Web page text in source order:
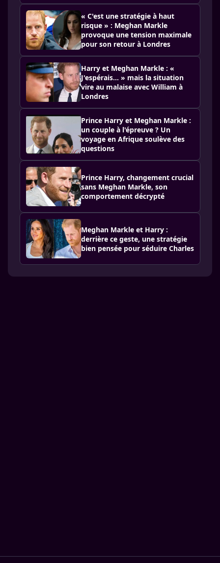
« C'est une stratégie à haut
risque » : Meghan Markle
provoque une tension maximale
pour son retour à Londres
Harry et Meghan Markle : «
J'espérais… » mais la situation
vire au malaise avec William à
Londres
Prince Harry et Meghan Markle :
un couple à l'épreuve ? Un
voyage en Afrique soulève des
questions
Prince Harry, changement crucial
sans Meghan Markle, son
comportement décrypté
Meghan Markle et Harry :
derrière ce geste, une stratégie
bien pensée pour séduire Charles